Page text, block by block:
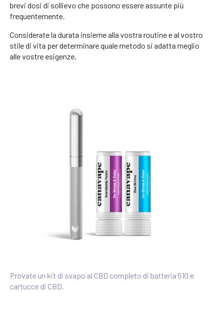
brevi dosi di sollievo che possono essere assunte più
frequentemente.
Considerate la durata insieme alla vostra routine e al vostro
stile di vita per determinare quale metodo si adatta meglio
alle vostre esigenze.
Provate un kit di svapo al CBD completo di batteria 510 e
cartucce di CBD.